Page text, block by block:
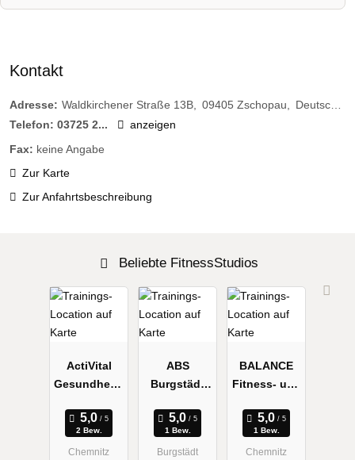
Kontakt
Adresse: Waldkirchener Straße 13B 09405 Zschopau
Deutschland
Telefon: 03725 2...
anzeigen
Fax: keine Angabe
Zur Karte
Zur Anfahrtsbeschreibung
Beliebte FitnessStudios
ActiVital
Gesundheits
Yogazentru
m Fitness
und
2 Bew.
Chemnitz
ABS
Burgstädt
GmbH
1 Bew.
Burgstädt
BALANCE
Fitness- und
zentrum
Einsiedel
1 Bew.
Chemnitz